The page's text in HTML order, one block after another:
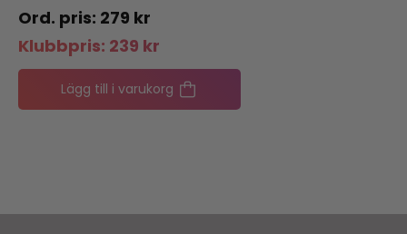
279 kr
Klubbpris: 239 kr
Lägg till i varukorg